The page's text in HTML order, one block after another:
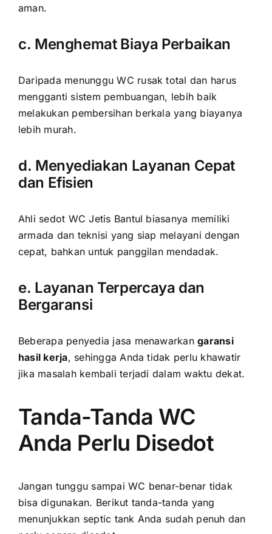
aman.
c. Menghemat Biaya Perbaikan
Daripada menunggu WC rusak total dan harus
mengganti sistem pembuangan, lebih baik
melakukan pembersihan berkala yang biayanya
lebih murah.
d. Menyediakan Layanan Cepat
dan Efisien
Ahli sedot WC Jetis Bantul biasanya memiliki
armada dan teknisi yang siap melayani dengan
cepat, bahkan untuk panggilan mendadak.
e. Layanan Terpercaya dan
Bergaransi
Beberapa penyedia jasa menawarkangaransi
hasil kerja, sehingga Anda tidak perlu khawatir
jika masalah kembali terjadi dalam waktu dekat.
Tanda-Tanda WC
Anda Perlu Disedot
Jangan tunggu sampai WC benar-benar tidak
bisa digunakan. Berikut tanda-tanda yang
menunjukkan septic tank Anda sudah penuh dan